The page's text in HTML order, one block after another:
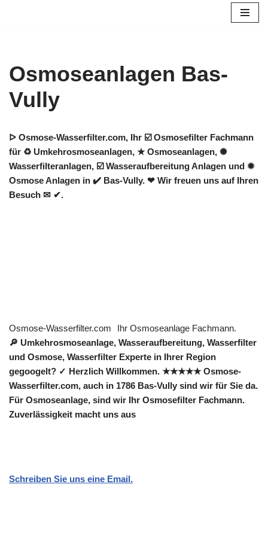
Osmoseanlagen Bas-
Vully
ᐅ Osmose-Wasserfilter.com, Ihr ☑️ Osmosefilter Fachmann
für ♻ Umkehrosmoseanlagen, ★ Osmoseanlagen, ✺
Wasserfilteranlagen, ☑️ Wasseraufbereitung Anlagen und ✹
Osmose Anlagen in ✔️ Bas-Vully. ❤ Wir freuen uns auf Ihren
Besuch ✉ ✔.
Osmose-Wasserfilter.com
Ihr Osmoseanlage Fachmann.
🔎 Umkehrosmoseanlage, Wasseraufbereitung, Wasserfilter
und Osmose, Wasserfilter Experte in Ihrer Region
gegoogelt? ✓ Herzlich Willkommen. ★★★★★ Osmose-
Wasserfilter.com, auch in 1786 Bas-Vully sind wir für Sie da.
Für Osmoseanlage, sind wir Ihr Osmosefilter Fachmann.
Zuverlässigkeit macht uns aus
Schreiben Sie uns eine Email.